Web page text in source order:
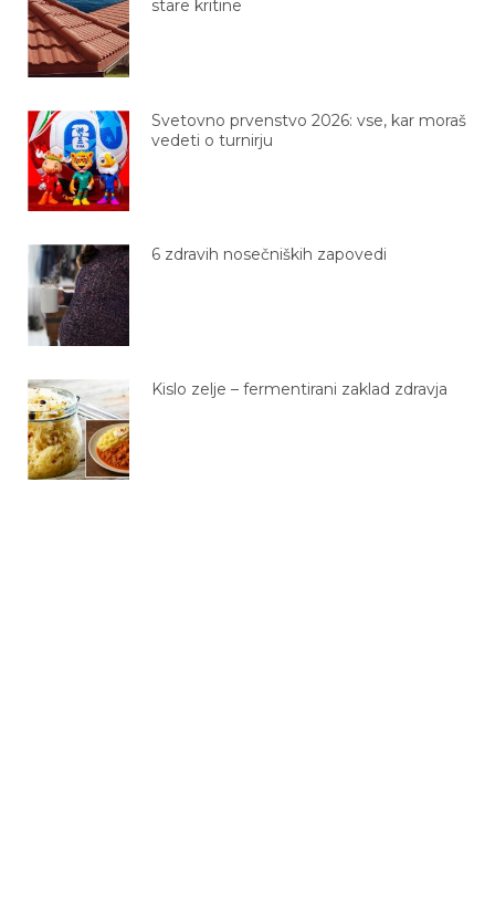
stare kritine
Svetovno prvenstvo 2026: vse, kar moraš
vedeti o turnirju
6 zdravih nosečniških zapovedi
Kislo zelje – fermentirani zaklad zdravja